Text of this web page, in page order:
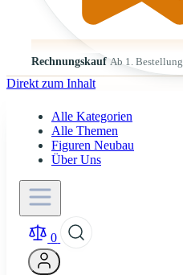
Rechnungskauf Ab 1. Bestellung
Direkt zum Inhalt
Alle Kategorien
Alle Themen
Figuren Neubau
Über Uns
0